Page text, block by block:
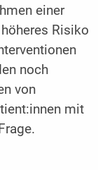
einer
Risiko
noch
von
mit